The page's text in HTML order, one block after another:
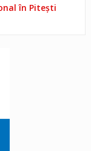
în Pitești